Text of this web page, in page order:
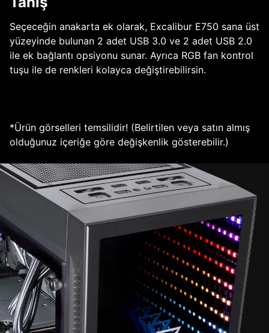
Seçeceğin anakarta ek olarak, Excalibur E750 sana üst
yüzeyinde bulunan 2 adet USB 3.0 ve 2 adet USB 2.0
ile ek bağlantı opsiyonu sunar. Ayrıca RGB fan kontrol
tuşu ile de renkleri kolayca değiştirebilirsin.
*Ürün görselleri temsilidir! (Belirtilen veya satın almış
olduğunuz içeriğe göre değişkenlik gösterebilir.)